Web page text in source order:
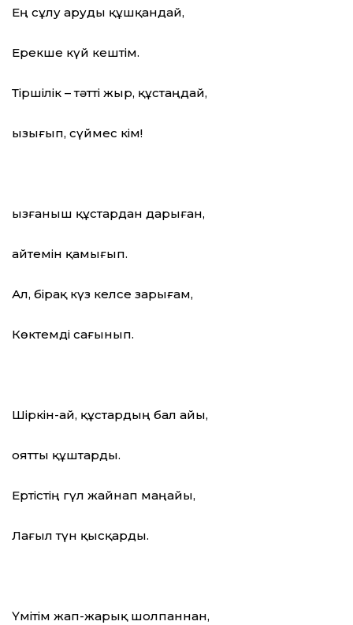
Ең сұлу аруды құшқандай,
Ерекше күй кештім.
Тіршілік – тәтті жыр, құстаңдай,
Қызығып, сүймес кім!
Қызғаныш құстардан дарыған,
Қайтемін қамығып.
Ал, бірақ күз келсе зарығам,
Көктемді сағынып.
Шіркін-ай, құстардың бал айы,
оятты құштарды.
Ертістің гүл жайнап маңайы,
Лағыл түн қысқарды.
Үмітім жап-жарық шолпаннан,